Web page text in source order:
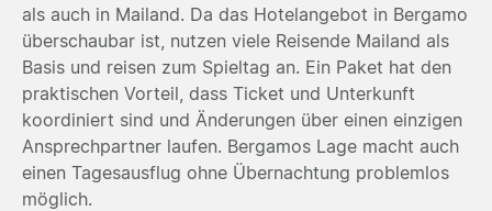
als auch in Mailand. Da das Hotelangebot in Bergamo
überschaubar ist, nutzen viele Reisende Mailand als
Basis und reisen zum Spieltag an. Ein Paket hat den
praktischen Vorteil, dass Ticket und Unterkunft
koordiniert sind und Änderungen über einen einzigen
Ansprechpartner laufen. Bergamos Lage macht auch
einen Tagesausflug ohne Übernachtung problemlos
möglich.